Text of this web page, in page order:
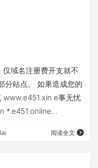
域名注册费开支就不
分站点。 如果造成您的
www.e451.xin e事无忧
*.e451.online
不会在做维护
阅读全文